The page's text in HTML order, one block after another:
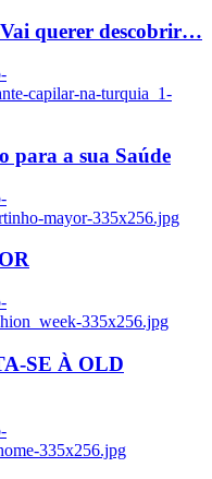
Vai querer descobrir…
capilar-na-turquia_1-
para a sua Saúde
mayor-335x256.jpg
335x256.jpg
SE À OLD
335x256.jpg